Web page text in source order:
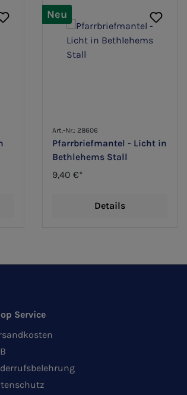
Neu
Art.-Nr.: 28606
Pfarrbriefmantel - Licht in
Bethlehems Stall
9,40 €*
Details
Service